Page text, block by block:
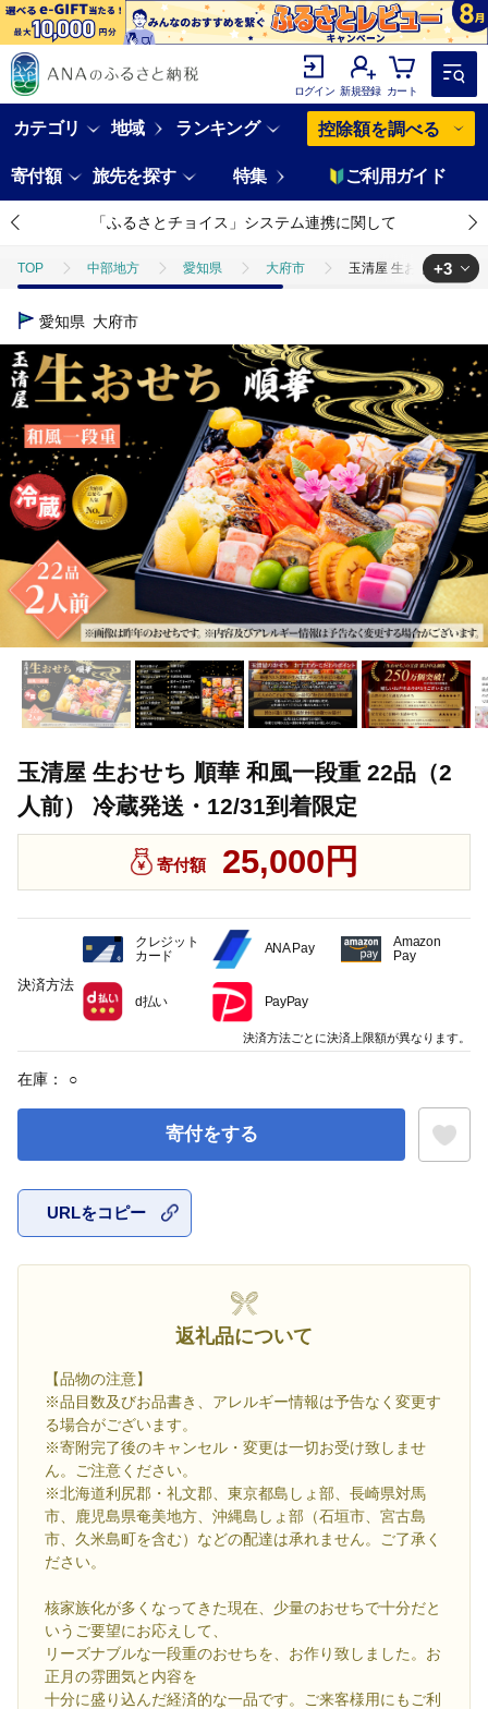
ログイン 新規登録 カート
カテゴリ 地域 ランキング 控除額を調べる
寄付額 旅先を探す 特集 ご利用ガイド
「ふるさとチョイス」システム連携に関して
TOP 中部地方 愛知県 大府市 玉清屋 生おせち 順華
TOP
TOP 惣菜・レトルト ほかの惣菜
TOP 加工食品 おせち 玉清屋 生おせち 順華 和風一段重 22
+3
愛知県 大府市
玉清屋 生おせち 順華 和風一段重 22品（2
人前） 冷蔵発送・12/31到着限定
寄付額 25,000円
在庫： ○
寄付をする
URLをコピー
返礼品について
【品物の注意】
※品目数及びお品書き、アレルギー情報は予告なく変更す
る場合がございます。
※寄附完了後のキャンセル・変更は一切お受け致しませ
ん。ご注意ください。
※北海道利尻郡・礼文郡、東京都島しょ部、長崎県対馬
市、鹿児島県奄美地方、沖縄島しょ部（石垣市、宮古島
市、久米島町を含む）などの配達は承れません。ご了承く
ださい。
核家族化が多くなってきた現在、少量のおせちで十分だと
いうご要望にお応えして、
リーズナブルな一段重のおせちを、お作り致しました。お
正月の雰囲気と内容を
十分に盛り込んだ経済的な一品です。ご来客様用にもご利
決済方法
クレジット
カード
ANA Pay
Amazon
Pay
d払い PayPay
決済方法ごとに決済上限額が異なります。